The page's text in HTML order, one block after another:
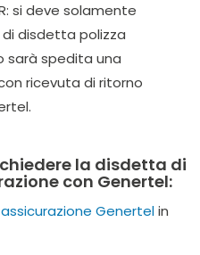
si deve solamente
disdetta polizza
sarà spedita una
ricevuta di ritorno
la disdetta di
con Genertel:
Genertelin